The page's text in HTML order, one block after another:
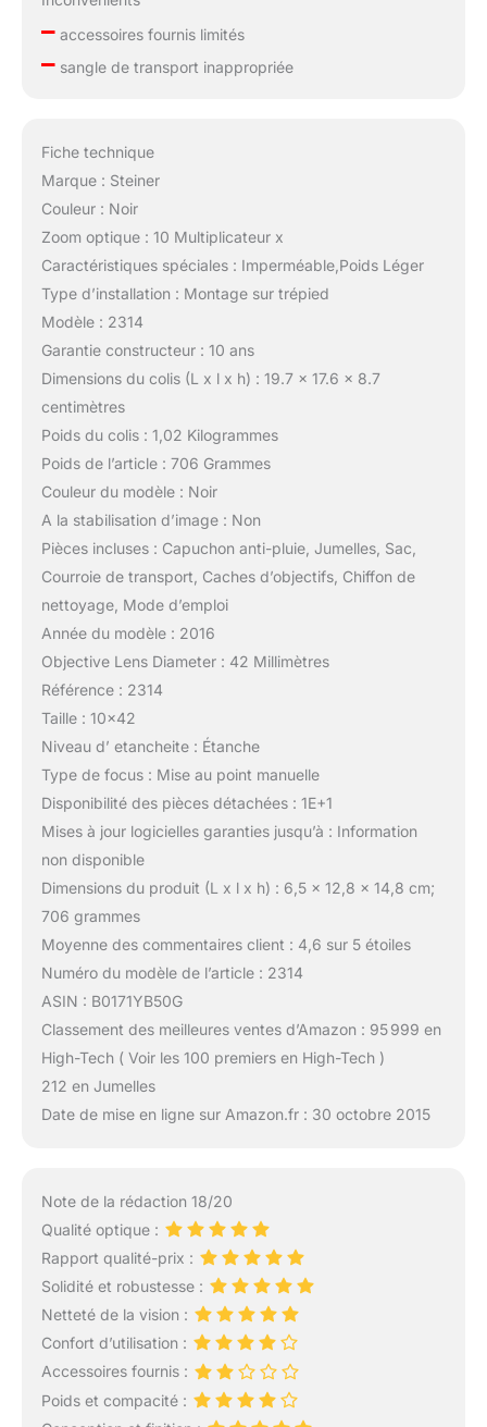
–accessoires fournis limités
–sangle de transport inappropriée
Fiche technique
Marque : Steiner
Couleur : Noir
Zoom optique : 10 Multiplicateur x
Caractéristiques spéciales : Imperméable,Poids Léger
Type d’installation : Montage sur trépied
Modèle : 2314
Garantie constructeur : 10 ans
Dimensions du colis (L x l x h) : 19.7 x 17.6 x 8.7
centimètres
Poids du colis : 1,02 Kilogrammes
Poids de l’article : 706 Grammes
Couleur du modèle : Noir
A la stabilisation d’image : Non
Pièces incluses : Capuchon anti-pluie, Jumelles, Sac,
Courroie de transport, Caches d’objectifs, Chiffon de
nettoyage, Mode d’emploi
Année du modèle : 2016
Objective Lens Diameter : 42 Millimètres
Référence : 2314
Taille : 10×42
Niveau d’ etancheite : Étanche
Type de focus : Mise au point manuelle
Disponibilité des pièces détachées : 1E+1
Mises à jour logicielles garanties jusqu’à : Information
non disponible
Dimensions du produit (L x l x h) : 6,5 x 12,8 x 14,8 cm;
706 grammes
Moyenne des commentaires client : 4,6 sur 5 étoiles
Numéro du modèle de l’article : 2314
ASIN : B0171YB50G
Classement des meilleures ventes d’Amazon : 95 999 en
High-Tech ( Voir les 100 premiers en High-Tech )
212 en Jumelles
Date de mise en ligne sur Amazon.fr : 30 octobre 2015
Note de la rédaction 18/20
Qualité optique :
Rapport qualité-prix :
Solidité et robustesse :
Netteté de la vision :
Confort d’utilisation :
Accessoires fournis :
Poids et compacité :